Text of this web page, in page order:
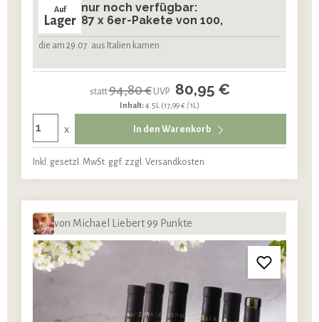
Auf
Lager
nur noch verfügbar:
87 x 6er-Pakete von 100,
die am 29.07. aus Italien kamen.
statt94,80 €UVP 80,95 €
Inhalt:4.5L (17,99 € / 1L)
x In den Warenkorb
Inkl. gesetzl. MwSt. ggf. zzgl. Versandkosten
von Michael Liebert 99 Punkte